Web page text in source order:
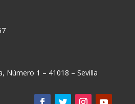
Número 1 – 41018 – Sevilla